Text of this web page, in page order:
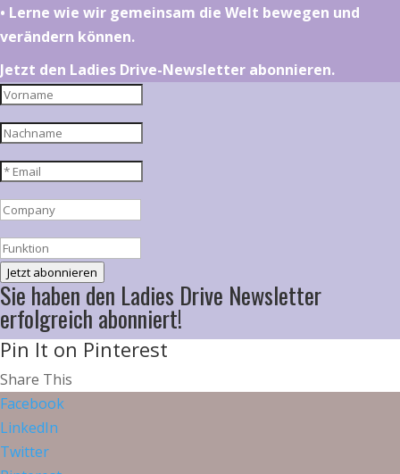
•⁠ ⁠⁠Lerne wie wir gemeinsam die Welt bewegen und
verändern können.
Jetzt den Ladies Drive-Newsletter abonnieren.
Jetzt abonnieren
Sie haben den Ladies Drive Newsletter
erfolgreich abonniert!
Pin It on Pinterest
Share This
Facebook
LinkedIn
Twitter